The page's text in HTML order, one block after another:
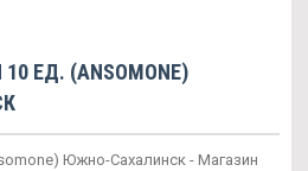
ЕД. (ANSOMONE)
Южно-Сахалинск - Магазин